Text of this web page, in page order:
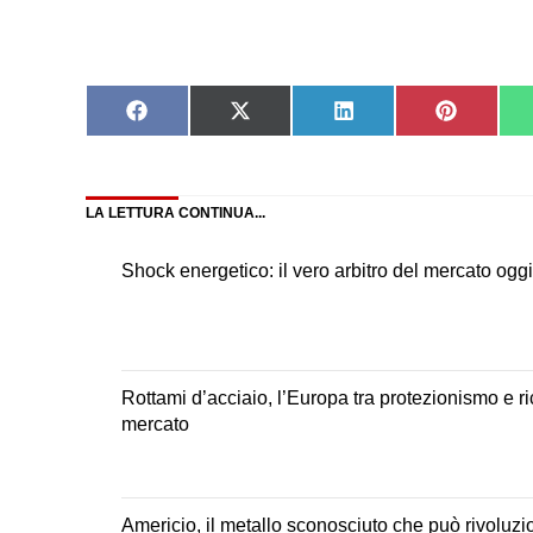
Share
on
Share
on
Share
on
Share
on
LA LETTURA CONTINUA...
Shock energetico: il vero arbitro del mercato oggi
Rottami d’acciaio, l’Europa tra protezionismo e
mercato
Americio, il metallo sconosciuto che può